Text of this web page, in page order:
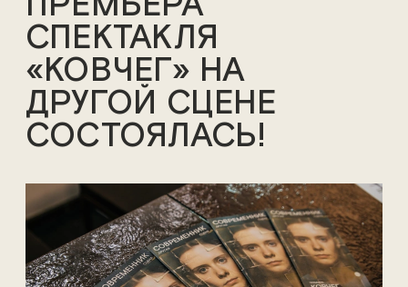
СПЕКТАКЛЯ
«КОВЧЕГ» НА
ДРУГОЙ СЦЕНЕ
СОСТОЯЛАСЬ!